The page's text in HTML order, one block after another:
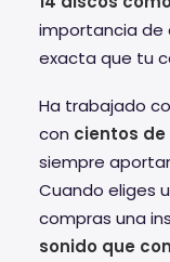
importancia de
exacta que tu
Ha trabajado
con cientos
siempre
Cuando eliges
compras una
sonido que